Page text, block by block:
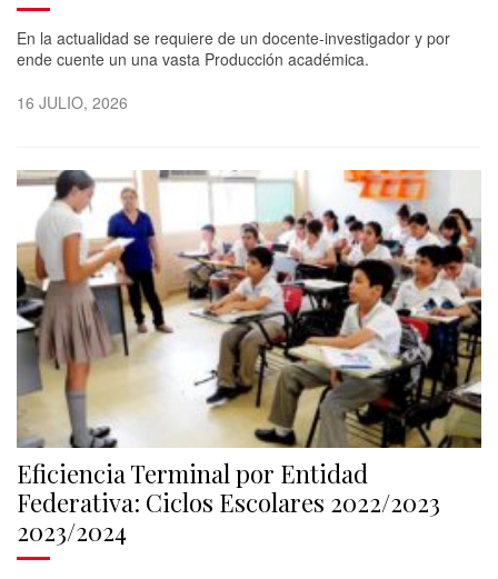
En la actualidad se requiere de un docente-investigador y por
ende cuente un una vasta Producción académica.
16 JULIO, 2026
Eficiencia Terminal por Entidad
Federativa: Ciclos Escolares 2022/2023
2023/2024